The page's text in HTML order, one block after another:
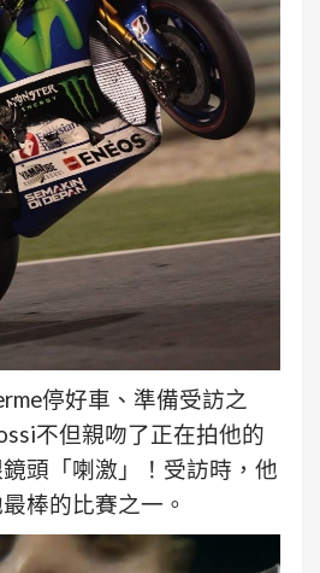
停好車、準備受訪之
不但親吻了正在拍他的
頭「喇激」！受訪時，他
棒的比賽之一。